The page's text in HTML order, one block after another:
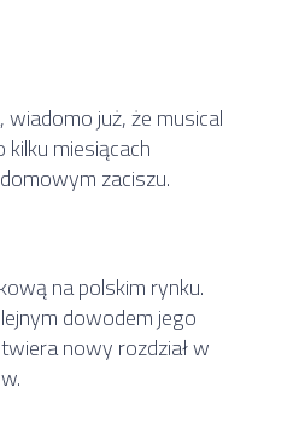
już, że musical
miesiącach
zaciszu.
na polskim rynku.
dowodem jego
nowy rozdział w